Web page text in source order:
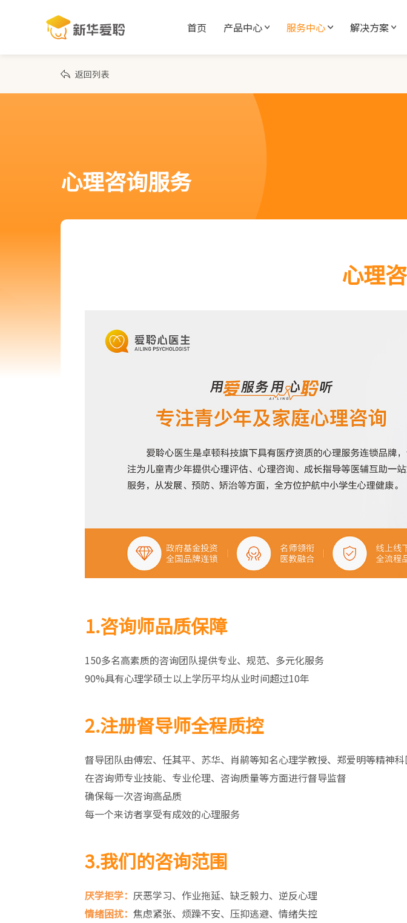
首页 产品中心 服务中心 解决方案
返回列表
心理咨询服务
心理
1.咨询师品质保障
150多名高素质的咨询团队提供专业、规范、多元化服务
90%具有心理学硕士以上学历平均从业时间超过10年
2.注册督导师全程质控
督导团队由傅宏、任其平、苏华、肖鹃等知名心理学教授、郑爱明等精神
在咨询师专业技能、专业伦理、咨询质量等方面进行督导监督
确保每一次咨询高品质
每一个来访者享受有成效的心理服务
3.我们的咨询范围
厌学拒学： 厌恶学习、作业拖延、缺乏毅力、逆反心理
情绪困扰： 焦虑紧张、烦躁不安、压抑逃避、情绪失控